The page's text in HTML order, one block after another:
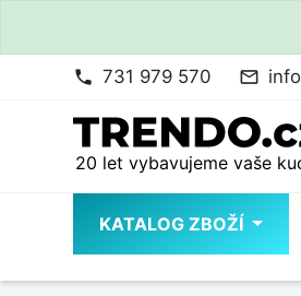
phone 731 979 570 mail_outline
20 let vybavujeme vaše
KATALOG ZBOŽÍ